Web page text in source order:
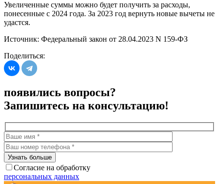
Увеличенные суммы можно будет получить за расходы,
понесенные с 2024 года. За 2023 год вернуть новые вычеты не
удастся.
Источник: Федеральный закон от 28.04.2023 N 159-ФЗ
Поделиться:
появились вопросы?
Запишитесь на консультацию!
Согласие на обработку
персональных данных